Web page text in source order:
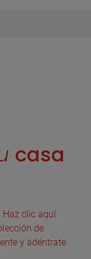
casa
Haz clic aquí
de
y adéntrate